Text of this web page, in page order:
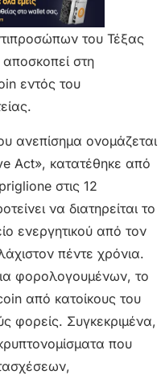
του Τέξας
στη
εντός του
ανεπίσημα ονομάζεται
Act», κατατέθηκε από
στις 12
να διατηρείται το
ενεργητικού από τον
πέντε χρόνια.
φορολογουμένων, το
από κατοίκους του
φορείς. Συγκεκριμένα,
που